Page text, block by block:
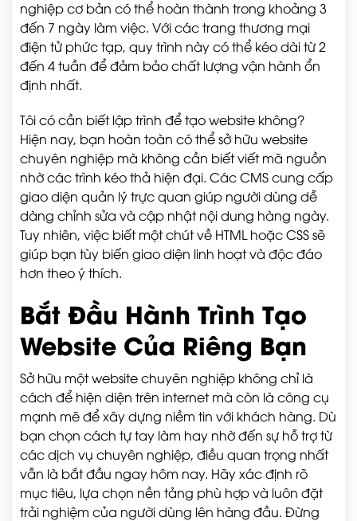
nghiệp cơ bản có thể hoàn thành trong khoảng 3
đến 7 ngày làm việc. Với các trang thương mại
điện tử phức tạp, quy trình này có thể kéo dài từ 2
đến 4 tuần để đảm bảo chất lượng vận hành ổn
định nhất.
Tôi có cần biết lập trình để tạo website không?
Hiện nay, bạn hoàn toàn có thể sở hữu website
chuyên nghiệp mà không cần biết viết mã nguồn
nhờ các trình kéo thả hiện đại. Các CMS cung cấp
giao diện quản lý trực quan giúp người dùng dễ
dàng chỉnh sửa và cập nhật nội dung hàng ngày.
Tuy nhiên, việc biết một chút về HTML hoặc CSS sẽ
giúp bạn tùy biến giao diện linh hoạt và độc đáo
hơn theo ý thích.
Bắt Đầu Hành Trình Tạo
Website Của Riêng Bạn
Sở hữu một website chuyên nghiệp không chỉ là
cách để hiện diện trên internet mà còn là công cụ
mạnh mẽ để xây dựng niềm tin với khách hàng. Dù
bạn chọn cách tự tay làm hay nhờ đến sự hỗ trợ từ
các dịch vụ chuyên nghiệp, điều quan trọng nhất
vẫn là bắt đầu ngay hôm nay. Hãy xác định rõ
mục tiêu, lựa chọn nền tảng phù hợp và luôn đặt
trải nghiệm của người dùng lên hàng đầu. Đừng